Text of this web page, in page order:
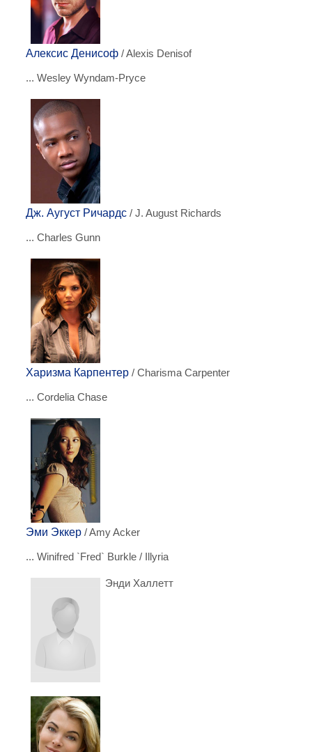
Алексис Денисоф / Alexis Denisof
... Wesley Wyndam-Pryce
Дж. Аугуст Ричардс / J. August Richards
... Charles Gunn
Харизма Карпентер / Charisma Carpenter
... Cordelia Chase
Эми Эккер / Amy Acker
... Winifred `Fred` Burkle / Illyria
Энди Халлетт